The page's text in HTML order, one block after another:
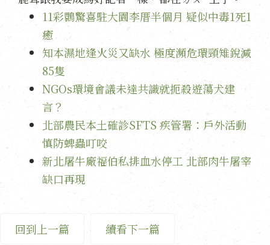
11彩䴉驚喜駐大園李厝半個月 疑似中毒1死1
癒
知本濕地逢火災又缺水 極度瀕危環頸雉銳減
85隻
NGOs環境會議未達共識就扼殺遊蕩犬建
言？
北部農民本土確診SFTS 疾管署：戶外活動
慎防蜱蟲叮咬
新北屠牛廠福伯私排血水停工 北部肉牛屠宰
缺口再現
回到上一篇 續看下一篇